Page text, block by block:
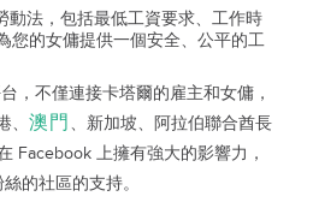
動法，包括最低工資要求、工作時
您的女傭提供一個安全、公平的工
，不僅連接卡塔爾的雇主和女傭，
澳門 、新加坡、阿拉伯聯合酋長
Facebook 上擁有強大的影響力，
的社區的支持。